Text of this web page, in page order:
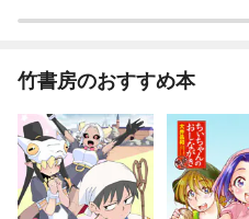
竹書房のおすすめ本